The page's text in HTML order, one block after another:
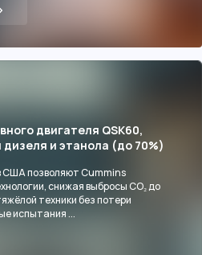
двигателя QSK60,
и этанола (до 70%)
США позволяют Cummins
снижая выбросы CO₂ до
техники без потери
испытания ...